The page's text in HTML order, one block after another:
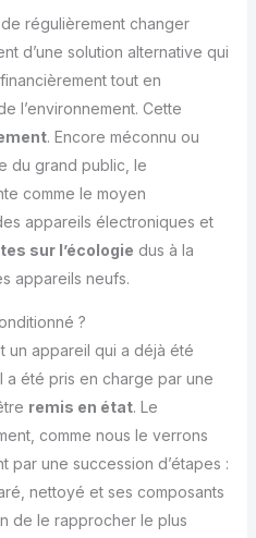
régulièrement changer
d’une solution alternative qui
tout en
l’environnement. Cette
. Encore méconnu ou
du grand public, le
comme le moyen
appareils électroniques et
sur l’écologie dus à la
appareils neufs.
?
un appareil qui a déjà été
a été pris en charge par une
remis en état. Le
comme nous le verrons
par une succession d’étapes :
nettoyé et ses composants
de le rapprocher le plus